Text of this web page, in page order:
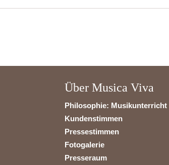
Über Musica Viva
Philosophie: Musikunterricht
Kundenstimmen
Pressestimmen
Fotogalerie
Presseraum